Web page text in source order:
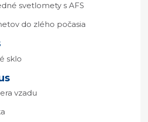
svetlomety s AFS
do zlého počasia
sklo
vzadu